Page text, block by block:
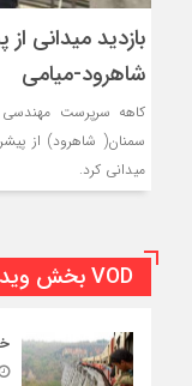
بازدید میدانی
شاهرود-میامی
کاهه سرپرست
سمنان( شاهرود) از
میدانی کرد.
VOD بخش ویدیو